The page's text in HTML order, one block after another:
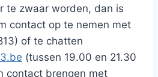
te zwaar worden, dan is
contact op te nemen met
of te chatten
(tussen 19.00 en 21.30
contact brengen met